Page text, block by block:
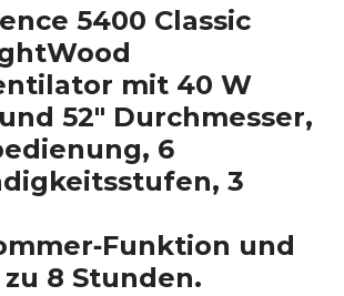
5400 Classic
mit 40 W
52″ Durchmesser,
6
3
und
8 Stunden.